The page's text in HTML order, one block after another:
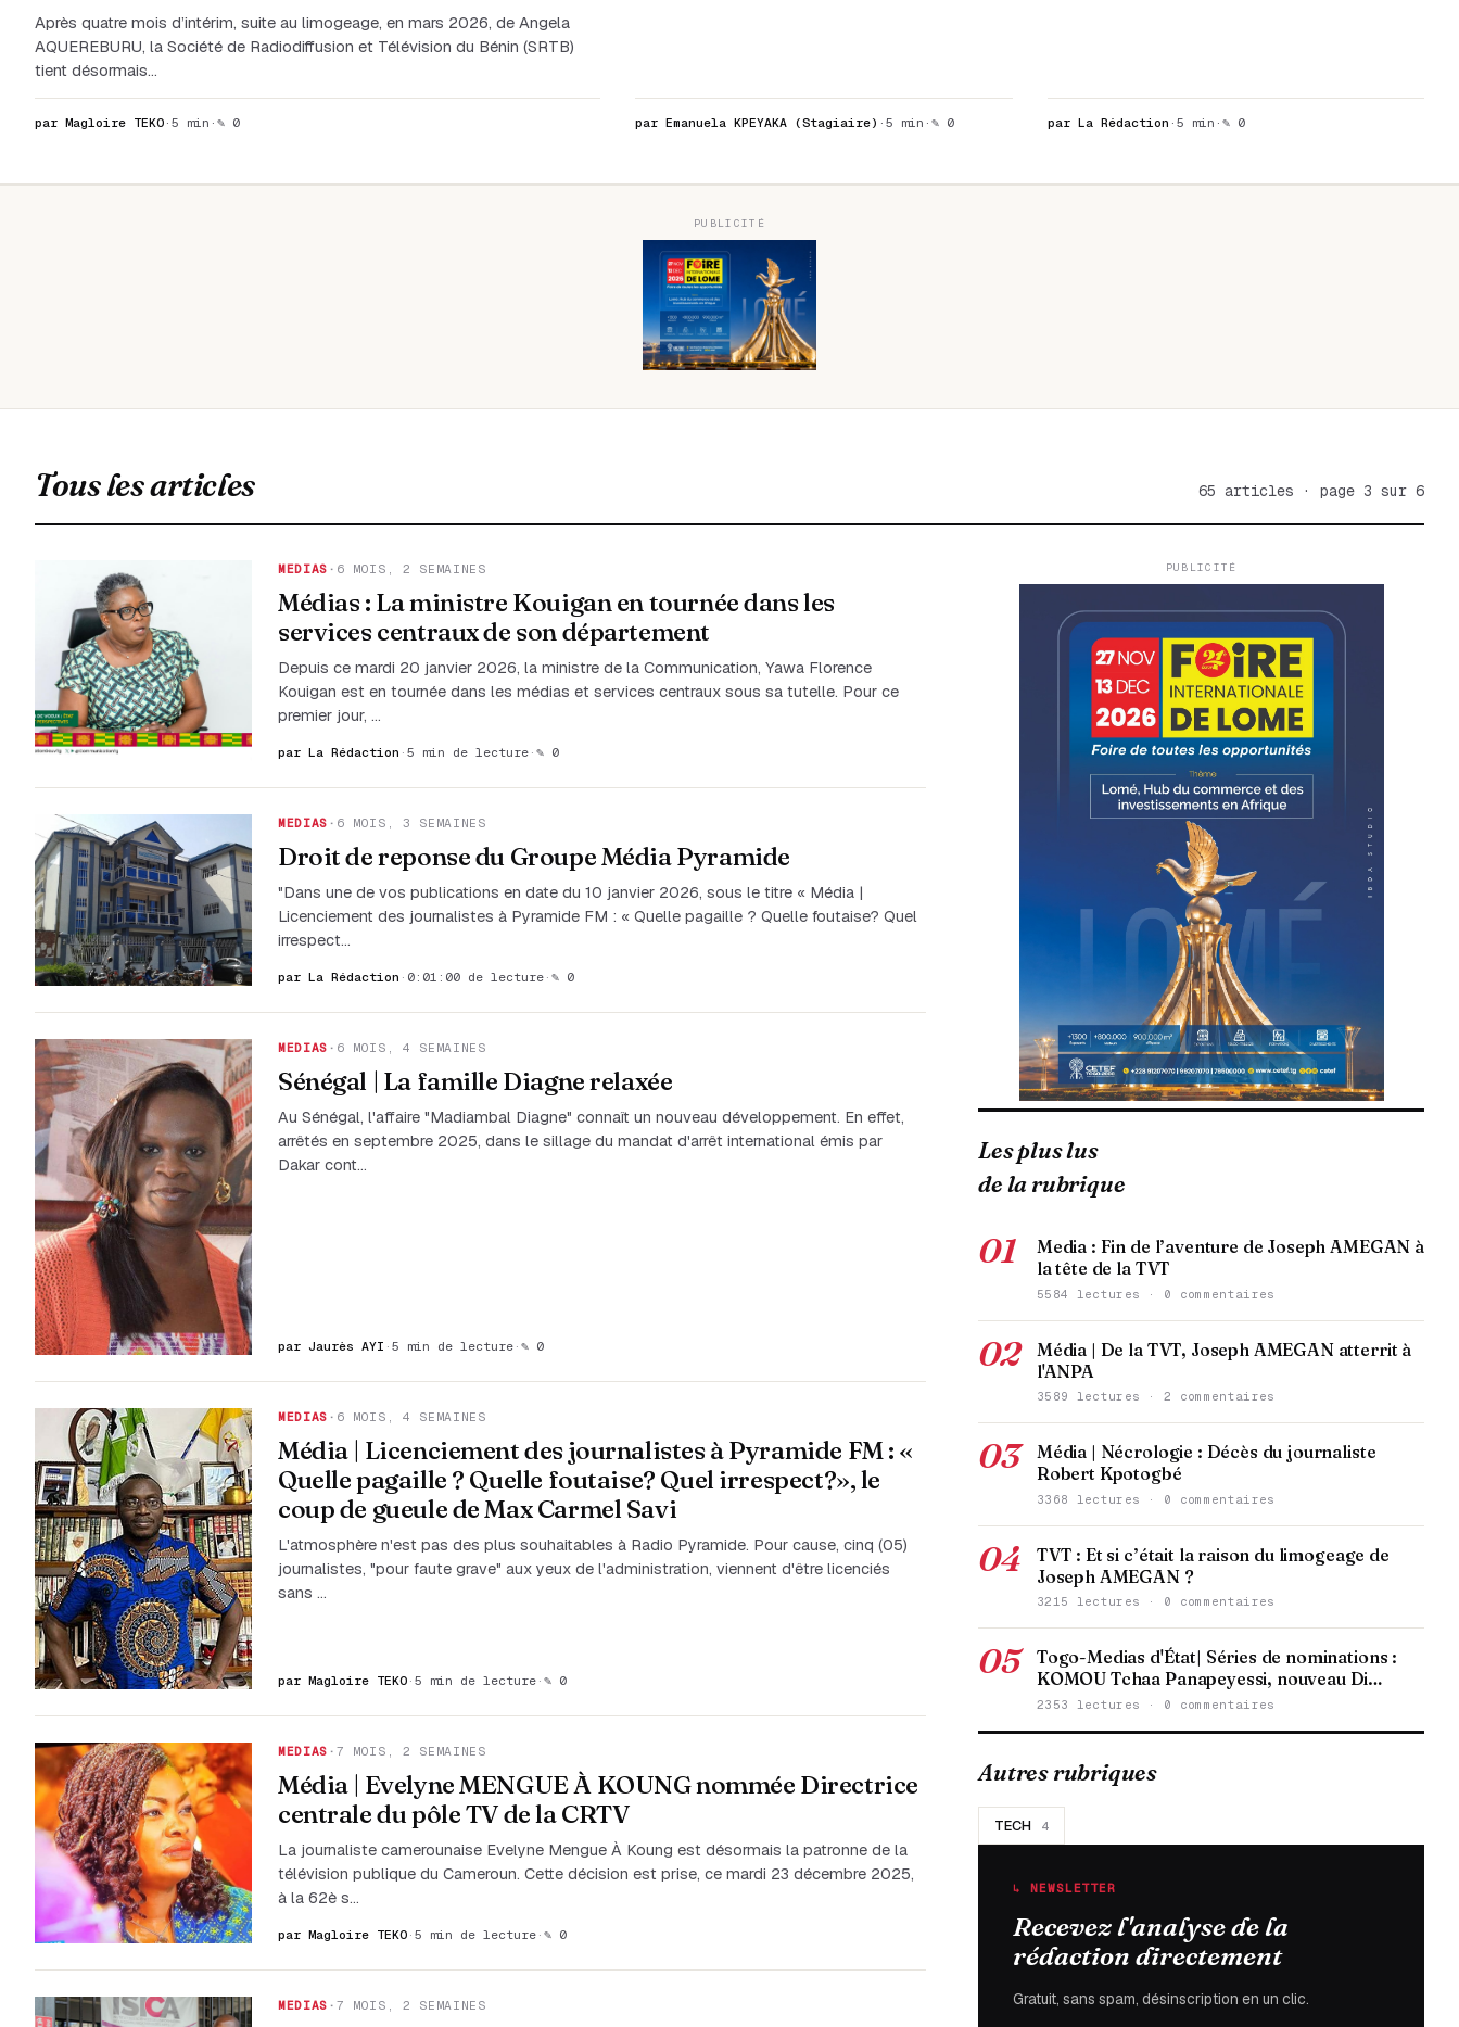
Après quatre mois d’intérim, suite au limogeage, en mars 2026, de Angela
AQUEREBURU, la Société de Radiodiffusion et Télévision du Bénin (SRTB)
tient désormais…
par Magloire TEKO · 5 min · ✎ 0 par Emanuela KPEYAKA (Stagiaire) ·5 min ·✎ 0 par La Rédaction · 5 min · ✎ 0
PUBLICITÉ
Tous les articles 65 articles · page 3 sur 6
MEDIAS · 6 MOIS, 2 SEMAINES
Médias : La ministre Kouigan en tournée dans les
services centraux de son département
Depuis ce mardi 20 janvier 2026, la ministre de la Communication, Yawa Florence
Kouigan est en tournée dans les médias et services centraux sous sa tutelle. Pour ce
premier jour, …
par La Rédaction · 5 min de lecture · ✎ 0
MEDIAS · 6 MOIS, 3 SEMAINES
Droit de reponse du Groupe Média Pyramide
"Dans une de vos publications en date du 10 janvier 2026, sous le titre « Média |
Licenciement des journalistes à Pyramide FM : « Quelle pagaille ? Quelle foutaise? Quel
irrespect…
par La Rédaction · 0:01:00 de lecture · ✎ 0
MEDIAS · 6 MOIS, 4 SEMAINES
Sénégal | La famille Diagne relaxée
Au Sénégal, l'affaire "Madiambal Diagne" connaît un nouveau développement. En effet,
arrêtés en septembre 2025, dans le sillage du mandat d'arrêt international émis par
Dakar cont…
par Jaurès AYI · 5 min de lecture · ✎ 0
MEDIAS · 6 MOIS, 4 SEMAINES
Média | Licenciement des journalistes à Pyramide FM : «
Quelle pagaille ? Quelle foutaise? Quel irrespect?», le
coup de gueule de Max Carmel Savi
L'atmosphère n'est pas des plus souhaitables à Radio Pyramide. Pour cause, cinq (05)
journalistes, "pour faute grave" aux yeux de l'administration, viennent d'être licenciés
sans …
par Magloire TEKO · 5 min de lecture · ✎ 0
MEDIAS · 7 MOIS, 2 SEMAINES
Média | Evelyne MENGUE À KOUNG nommée Directrice
centrale du pôle TV de la CRTV
La journaliste camerounaise Evelyne Mengue À Koung est désormais la patronne de la
télévision publique du Cameroun. Cette décision est prise, ce mardi 23 décembre 2025,
à la 62è s…
par Magloire TEKO · 5 min de lecture · ✎ 0
MEDIAS · 7 MOIS, 2 SEMAINES
PUBLICITÉ
Les plus lus
de la rubrique
01
Media : Fin de l’aventure de Joseph AMEGAN à
la tête de la TVT
5584 lectures · 0 commentaires
02
Média | De la TVT, Joseph AMEGAN atterrit à
l'ANPA
3589 lectures · 2 commentaires
03
Média | Nécrologie : Décès du journaliste
Robert Kpotogbé
3368 lectures · 0 commentaires
04
TVT : Et si c’était la raison du limogeage de
Joseph AMEGAN ?
3215 lectures · 0 commentaires
05
Togo-Medias d'État| Séries de nominations :
KOMOU Tchaa Panapeyessi, nouveau Di…
2353 lectures · 0 commentaires
Autres rubriques
TECH 4
↳ NEWSLETTER
Recevez l'analyse de la
rédaction directement
Gratuit, sans spam, désinscription en un clic.